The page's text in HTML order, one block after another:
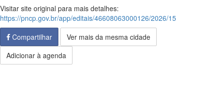
Visitar site original para mais detalhes:
https://pncp.gov.br/app/editais/46608063000126/2026/15
Compartilhar
Ver mais da mesma cidade
Adicionar à agenda